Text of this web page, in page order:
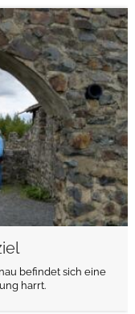
befindet sich eine
harrt.